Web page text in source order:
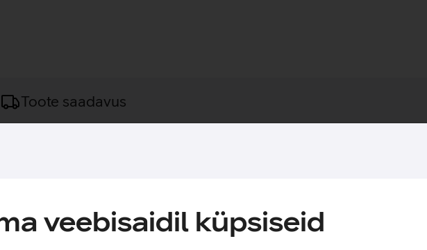
veebisaidil küpsiseid
Toote saadavus
kiireks laadimiseks.
kui kontoris. Laadija sobib hästi USB-C-pordiga Lenovo sülearvutitele ja
ning reguleerib vastavalt sellele automaatselt laadimispinget ja voolutugevust.